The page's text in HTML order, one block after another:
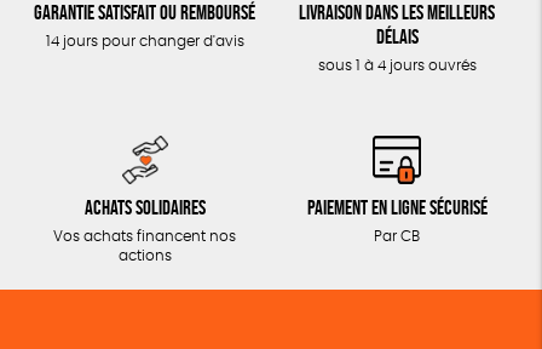
Garantie satisfait ou remboursé
14 jours pour changer d'avis
Livraison dans les meilleurs
délais
sous 1 à 4 jours ouvrés
Achats solidaires
Vos achats financent nos
actions
Paiement en ligne sécurisé
Par CB